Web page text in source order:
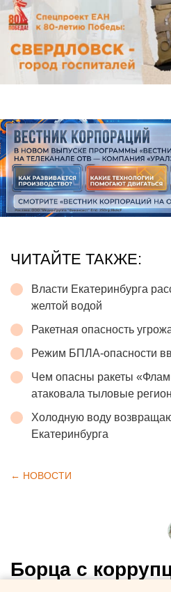
ЧИТАЙТЕ ТАКЖЕ:
Власти Екатеринбурга
желтой водой
Ракетная опасность
Режим БПЛА-опасности
Чем опасны ракеты
атаковала тыловые
Холодную воду
Екатеринбурга
← НОВОСТИ
Борца с